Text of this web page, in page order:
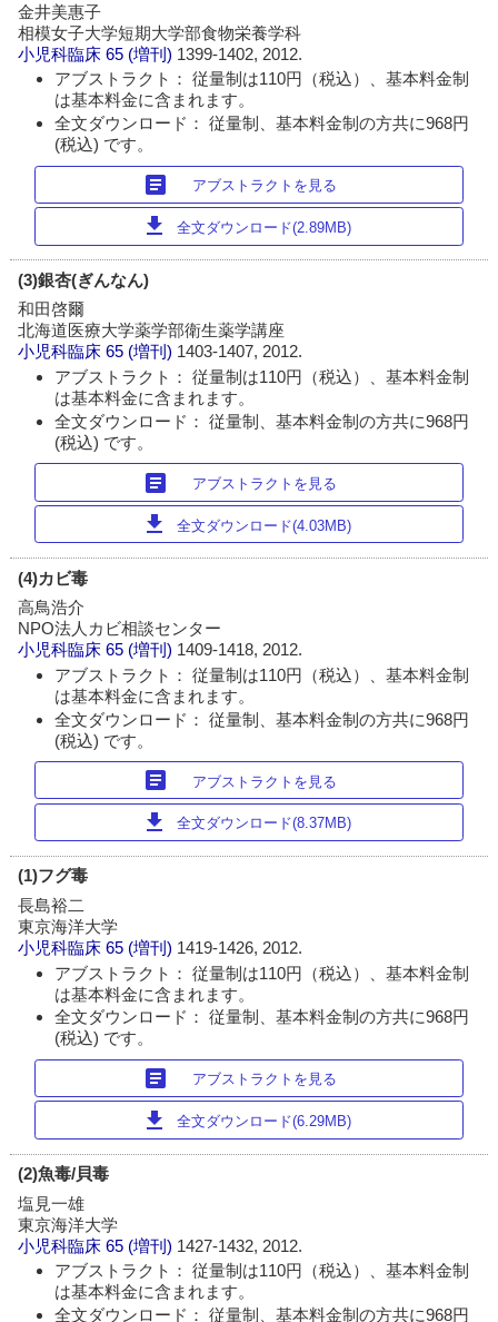
金井美惠子
相模女子大学短期大学部食物栄養学科
小児科臨床 65 (増刊) 1399-1402, 2012.
アブストラクト： 従量制は110円（税込）、基本料金制
は基本料金に含まれます。
全文ダウンロード： 従量制、基本料金制の方共に968円
(税込) です。
article アブストラクトを見る
download 全文ダウンロード(2.89MB)
(3)銀杏(ぎんなん)
和田啓爾
北海道医療大学薬学部衛生薬学講座
小児科臨床 65 (増刊) 1403-1407, 2012.
アブストラクト： 従量制は110円（税込）、基本料金制
は基本料金に含まれます。
全文ダウンロード： 従量制、基本料金制の方共に968円
(税込) です。
article アブストラクトを見る
download 全文ダウンロード(4.03MB)
(4)カビ毒
高鳥浩介
NPO法人カビ相談センター
小児科臨床 65 (増刊) 1409-1418, 2012.
アブストラクト： 従量制は110円（税込）、基本料金制
は基本料金に含まれます。
全文ダウンロード： 従量制、基本料金制の方共に968円
(税込) です。
article アブストラクトを見る
download 全文ダウンロード(8.37MB)
(1)フグ毒
長島裕二
東京海洋大学
小児科臨床 65 (増刊) 1419-1426, 2012.
アブストラクト： 従量制は110円（税込）、基本料金制
は基本料金に含まれます。
全文ダウンロード： 従量制、基本料金制の方共に968円
(税込) です。
article アブストラクトを見る
download 全文ダウンロード(6.29MB)
(2)魚毒/貝毒
塩見一雄
東京海洋大学
小児科臨床 65 (増刊) 1427-1432, 2012.
アブストラクト： 従量制は110円（税込）、基本料金制
は基本料金に含まれます。
全文ダウンロード： 従量制、基本料金制の方共に968円